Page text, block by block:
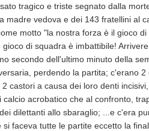
tragico e triste segnato dalla
madre vedova e dei 143 fratellini al
motto "la nostra forza è il gioco
di squadra è imbattibile!
secondo dell'ultimo minuto della
perdendo la partita; c'erano 2
castori a causa dei loro denti
calcio acrobatico che al confronto,
dilettanti allo sbaraglio; ...e c'era
si faceva tutte le partite eccetto la